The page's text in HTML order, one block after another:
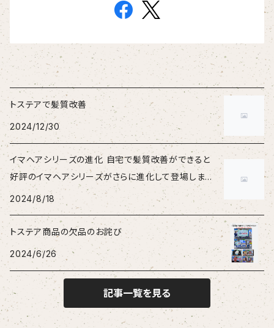
トステアで髪質改善
2024/12/30
イマヘアシリーズの進化 自宅で髪質改善ができると
好評のイマヘアシリーズがさらに進化して登場しまし
た。
2024/8/18
トステア商品の欠品のお詫び
2024/6/26
記事一覧を見る